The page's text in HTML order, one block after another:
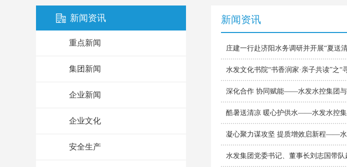
新闻资讯
重点新闻
集团新闻
企业新闻
企业文化
安全生产
新闻资讯
庄建一行赴济阳水务调研并开展“夏送
水发文化书院“书香润家·亲子共读”之“
深化合作 协同赋能——水发水控集团
酷暑送清凉 暖心护供水——水发水控集
凝心聚力谋攻坚 提质增效启新程——水
水发集团党委书记、董事长刘志国带